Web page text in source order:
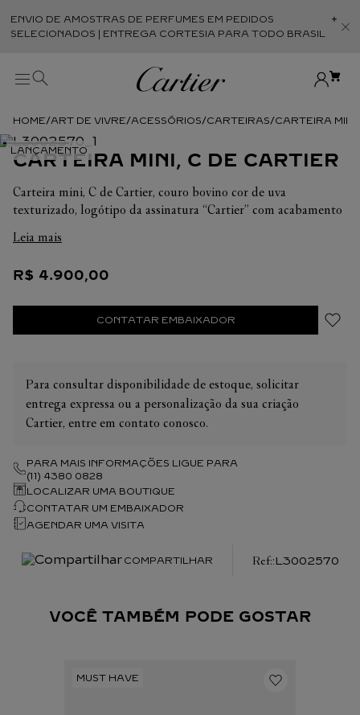
ENVIO DE AMOSTRAS DE PERFUMES EM PEDIDOS
SELECIONADOS | ENTREGA CORTESIA PARA TODO BRASIL
ART DE VIVRE ACESSÓRIOS CARTEIRAS CARTEIRA
CARTEIRA MINI, C DE CARTIER
Carteira mini, C de Cartier, couro bovino cor de uva
texturizado, logótipo da assinatura “Cartier” com acabamento
compartimentos para cartões, um bolso com fecho de correr,
Dimensões: Altura: 85 mm. Largura: 110 mm. Profundidade: 15
Leia mais
R$ 4.900,00
CONTATAR EMBAIXADOR
Para consultar disponibilidade de estoque, solicitar
entrega expressa ou a personalização da sua criação
Cartier, entre em contato conosco.
PARA MAIS INFORMAÇÕES LIGUE PARA
(11) 4380 0828
LOCALIZAR UMA BOUTIQUE
CONTATAR UM EMBAIXADOR
AGENDAR UMA VISITA
COMPARTILHAR :L3002570
VOCÊ TAMBÉM PODE GOSTAR